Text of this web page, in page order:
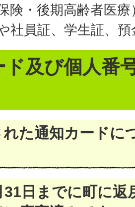
険・後期高齢者医
社員証、学生証、預
ド及び個人番
た通知カードに
31日までに町に返